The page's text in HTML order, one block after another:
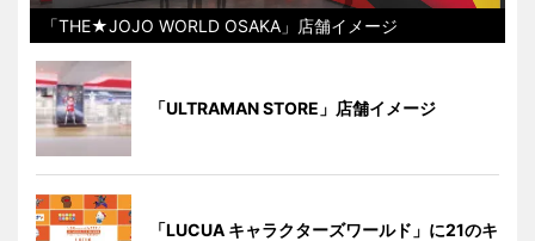
「THE★JOJO WORLD OSAKA」店舗イメージ
「ULTRAMAN STORE」店舗イメージ
「LUCUA キャラクターズワールド」に21のキ